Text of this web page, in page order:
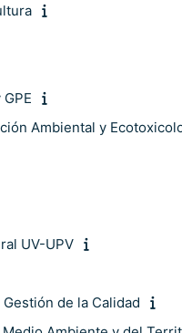
Ambiental y
UV-UPV
de la Calidad